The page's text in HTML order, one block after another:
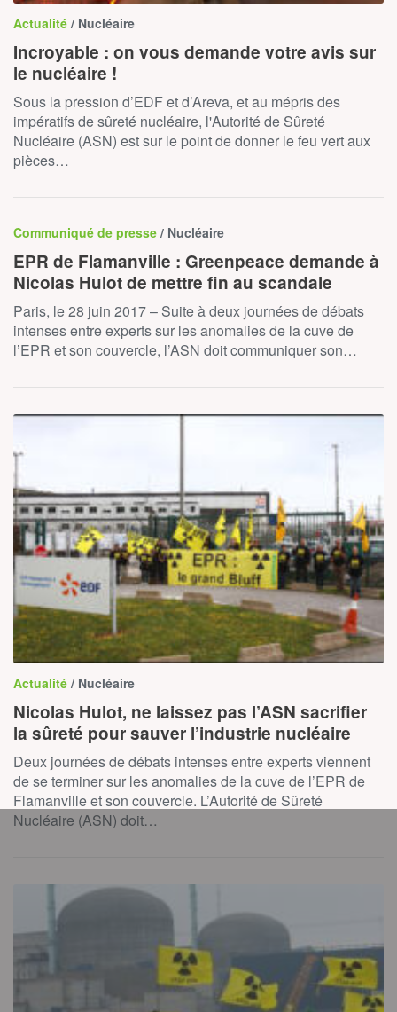
Actualité / Nucléaire
Incroyable : on vous demande votre avis sur
le nucléaire !
Sous la pression d’EDF et d’Areva, et au mépris des
impératifs de sûreté nucléaire, l'Autorité de Sûreté
Nucléaire (ASN) est sur le point de donner le feu vert aux
pièces…
Communiqué de presse / Nucléaire
EPR de Flamanville : Greenpeace demande à
Nicolas Hulot de mettre fin au scandale
Paris, le 28 juin 2017 – Suite à deux journées de débats
intenses entre experts sur les anomalies de la cuve de
l’EPR et son couvercle, l’ASN doit communiquer son…
Actualité / Nucléaire
Nicolas Hulot, ne laissez pas l’ASN sacrifier
la sûreté pour sauver l’industrie nucléaire
Deux journées de débats intenses entre experts viennent
de se terminer sur les anomalies de la cuve de l’EPR de
Flamanville et son couvercle. L’Autorité de Sûreté
Nucléaire (ASN) doit…